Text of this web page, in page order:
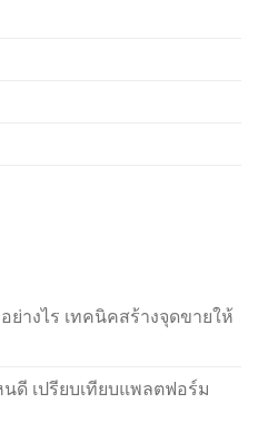
ย่างไร เทคนิคสร้างจุดขายให้
ดี เปรียบเทียบแพลตฟอร์ม